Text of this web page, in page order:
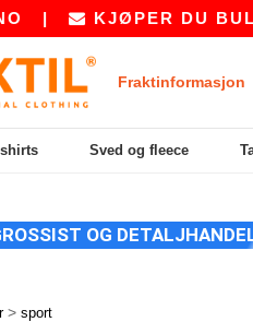
KJØPER DU
Fraktinformasjon
Sved og fleece
OG
> sport